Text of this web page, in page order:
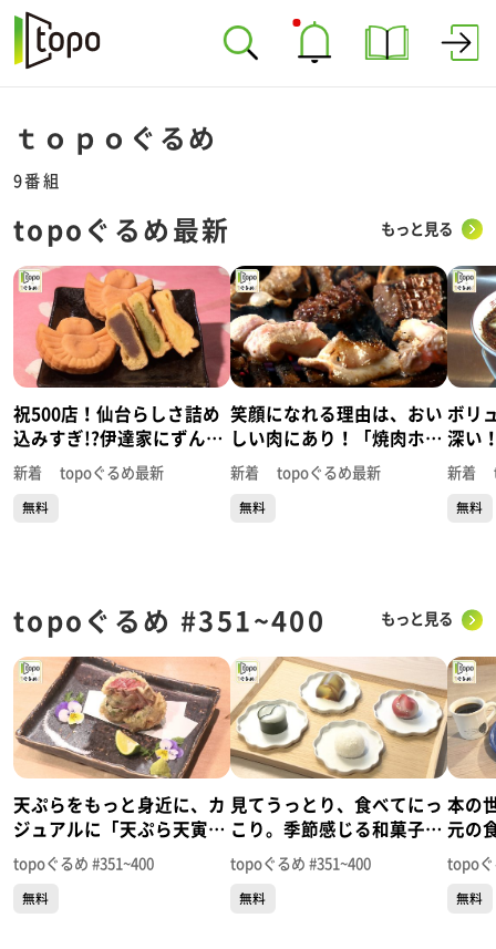
ｔｏｐｏぐるめ
9番組
topoぐるめ最新 もっと見る
祝500店！仙台らしさ詰め
込みすぎ!?伊達家にずんだ
「ちゅんちゅん堂」（青葉
区川内）#500【topoぐる
め】
新着 topoぐるめ最新
無料
笑顔になれる理由は、おい
しい肉にあり！「焼肉ホル
モン 呵呵大笑」（青葉区
国分町）#499【topoぐる
め】
新着 topoぐるめ最新
無料
ボリ
深い
徳中
るめ
新着
無料
topoぐるめ #351~400 もっと見る
天ぷらをもっと身近に、カ
ジュアルに「天ぷら天寅
ヨドバシ仙台店」（宮城野
区榴岡）＃400【topoぐる
め】
topoぐるめ #351~400
無料
見てうっとり、食べてにっ
こり。季節感じる和菓子
「和菓子まめいち」（青葉
区春日町）＃399【topoぐ
るめ】
topoぐるめ #351~400
無料
本の
元の
ァル
市増
め】
topoぐ
無料